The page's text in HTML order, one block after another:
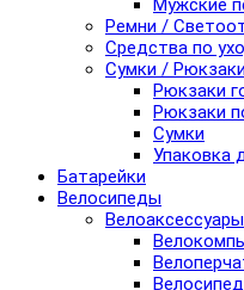
Мужские
Ремни /
Средства по
Сумки / Рюкзаки
Рюкзаки
Рюкзаки
Сумки
Упаковка
Батарейки
Велосипеды
Велоаксессуары